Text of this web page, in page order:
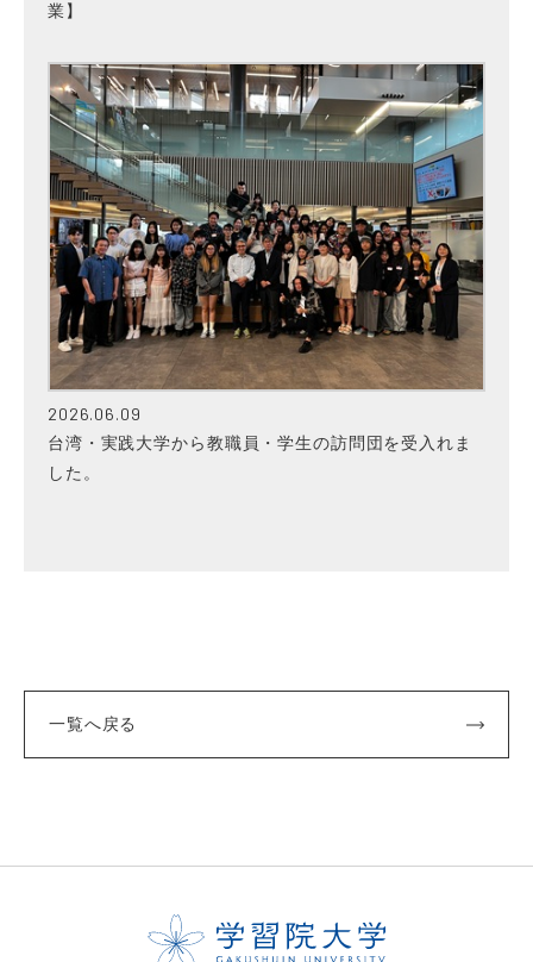
業】
2026.06.09
台湾・実践大学から教職員・学生の訪問団を受入れま
した。
一覧へ戻る